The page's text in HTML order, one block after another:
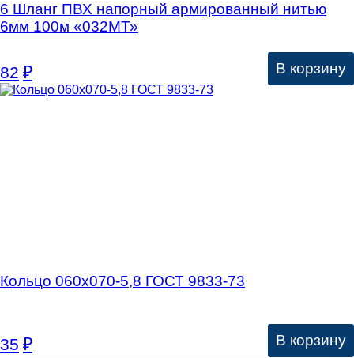
6 Шланг ПВХ напорный армированный нитью
6мм 100м «032МТ»
82 ₽ В корзину
Кольцо 060х070-5,8 ГОСТ 9833-73
35 ₽ В корзину